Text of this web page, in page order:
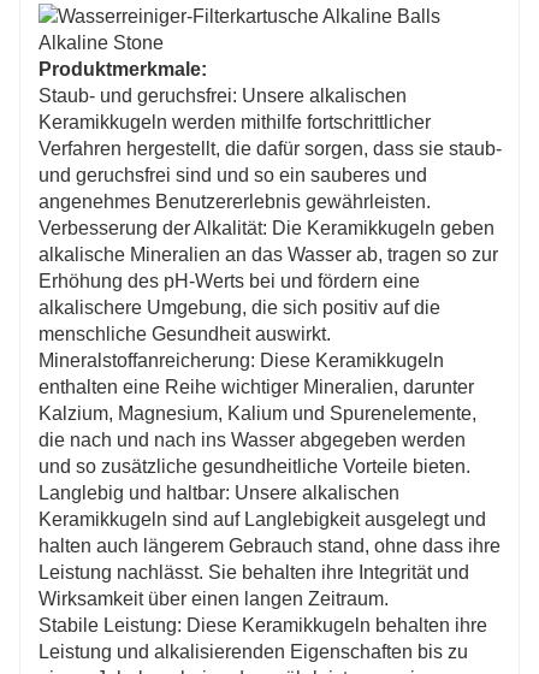
Produktmerkmale:
Staub- und geruchsfrei: Unsere alkalischen
Keramikkugeln werden mithilfe fortschrittlicher
Verfahren hergestellt, die dafür sorgen, dass sie staub-
und geruchsfrei sind und so ein sauberes und
angenehmes Benutzererlebnis gewährleisten.
Verbesserung der Alkalität: Die Keramikkugeln geben
alkalische Mineralien an das Wasser ab, tragen so zur
Erhöhung des pH-Werts bei und fördern eine
alkalischere Umgebung, die sich positiv auf die
menschliche Gesundheit auswirkt.
Mineralstoffanreicherung: Diese Keramikkugeln
enthalten eine Reihe wichtiger Mineralien, darunter
Kalzium, Magnesium, Kalium und Spurenelemente,
die nach und nach ins Wasser abgegeben werden
und so zusätzliche gesundheitliche Vorteile bieten.
Langlebig und haltbar: Unsere alkalischen
Keramikkugeln sind auf Langlebigkeit ausgelegt und
halten auch längerem Gebrauch stand, ohne dass ihre
Leistung nachlässt. Sie behalten ihre Integrität und
Wirksamkeit über einen langen Zeitraum.
Stabile Leistung: Diese Keramikkugeln behalten ihre
Leistung und alkalisierenden Eigenschaften bis zu